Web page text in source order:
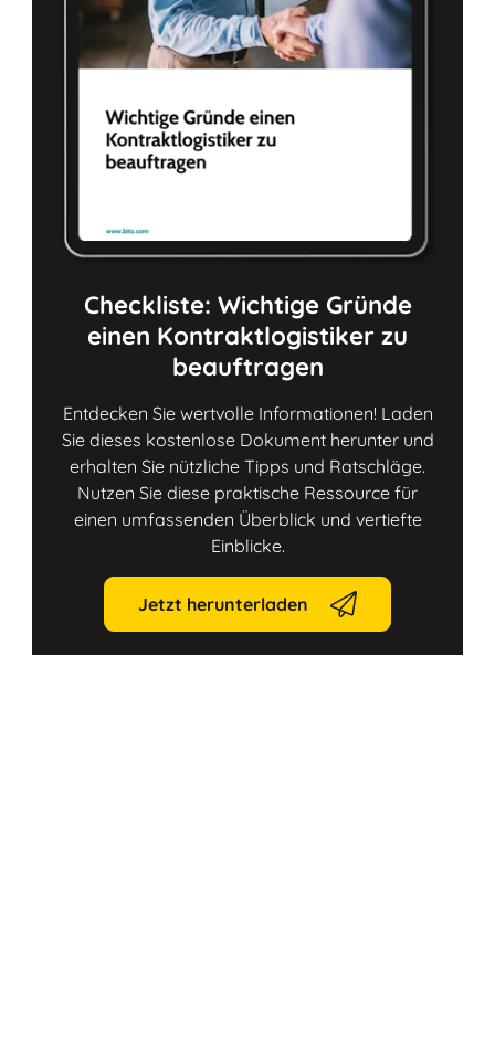
Checkliste: Wichtige Gründe
einen Kontraktlogistiker zu
beauftragen
Entdecken Sie wertvolle Informationen! Laden
Sie dieses kostenlose Dokument herunter und
erhalten Sie nützliche Tipps und Ratschläge.
Nutzen Sie diese praktische Ressource für
einen umfassenden Überblick und vertiefte
Einblicke.
Jetzt herunterladen